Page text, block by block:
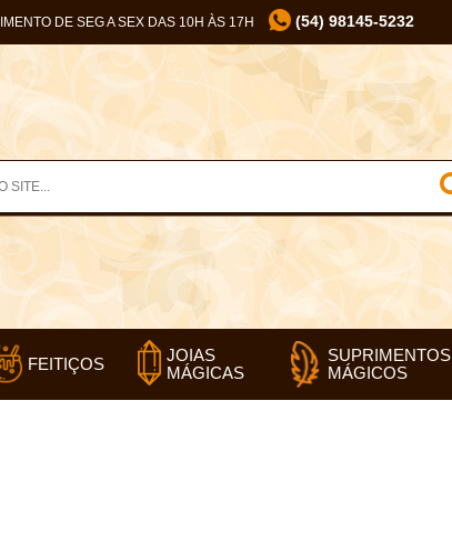
DE SEG A SEX DAS 10H ÀS 17H (54) 98145-5232
FEITIÇOS
JOIAS
MÁGICAS
SUPRIMENTOS
MÁGICOS